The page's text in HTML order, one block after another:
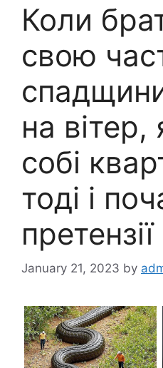
Коли
свою
на вітер,
собі
тоді і
претензії
January 21, 2023 by